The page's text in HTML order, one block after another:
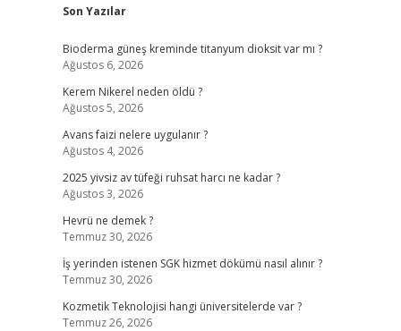
Sidebar
Son Yazılar
Bioderma güneş kreminde titanyum dioksit var mı ?
Ağustos 6, 2026
Kerem Nikerel neden öldü ?
Ağustos 5, 2026
Avans faizi nelere uygulanır ?
Ağustos 4, 2026
2025 yivsiz av tüfeği ruhsat harcı ne kadar ?
Ağustos 3, 2026
Hevrü ne demek ?
Temmuz 30, 2026
İş yerinden istenen SGK hizmet dökümü nasıl alınır ?
Temmuz 30, 2026
Kozmetik Teknolojisi hangi üniversitelerde var ?
Temmuz 26, 2026